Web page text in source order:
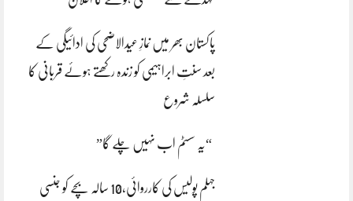
پاکستان بھر میں نمازِ عیدالاضحی کی ادائیگی کے
بعد سنتِ ابراہیمی کو زندہ رکھتے ہوئے قربانی کا
سلسلہ شروع
“یہ سسٹم اب نہیں چلے گا”
جہلم پولیس کی کارروائی،10 سالہ بچے کو جنسی